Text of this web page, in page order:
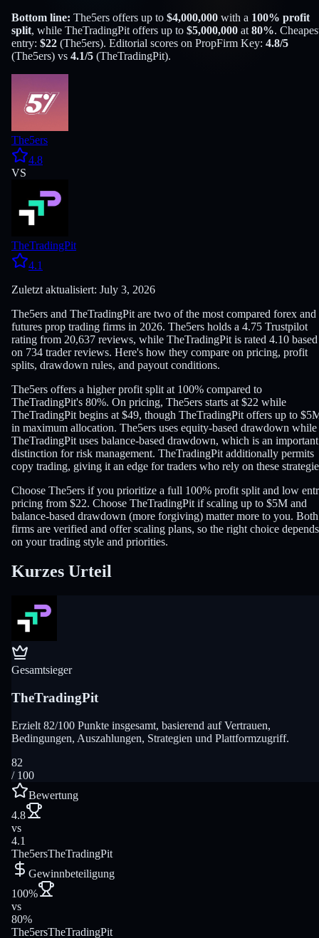
Bottom line: The5ers offers up to $4,000,000 with a 100% profit
split, while TheTradingPit offers up to $5,000,000 at 80%.
entry: $22 (The5ers). Editorial scores on PropFirm Key: 4.8/5
(The5ers) vs 4.1/5 (TheTradingPit).
The5ers
4.8
VS
TheTradingPit
4.1
Zuletzt aktualisiert: July 3, 2026
The5ers and TheTradingPit are two of the most compared forex and
futures prop trading firms in 2026. The5ers holds a 4.75 Trustpilot
rating from 20,637 reviews, while TheTradingPit is rated 4.10 based
on 734 trader reviews. Here's how they compare on pricing, profit
splits, drawdown rules, and payout conditions.
The5ers offers a higher profit split at 100% compared to
TheTradingPit's 80%. On pricing, The5ers starts at $22 while
TheTradingPit begins at $49, though TheTradingPit offers up to
in maximum allocation. The5ers uses equity-based drawdown while
TheTradingPit uses balance-based drawdown, which is an important
distinction for risk management. TheTradingPit additionally permits
copy trading, giving it an edge for traders who rely on these
Choose The5ers if you prioritize a full 100% profit split and low
pricing from $22. Choose TheTradingPit if scaling up to $5M and
balance-based drawdown (more forgiving) matter more to you. Both
firms are verified and offer scaling plans, so the right choice depends
on your trading style and priorities.
Kurzes Urteil
Gesamtsieger
TheTradingPit
Erzielt 82/100 Punkte insgesamt, basierend auf Vertrauen,
Bedingungen, Auszahlungen, Strategien und Plattformzugriff.
82
/ 100
Bewertung
4.8
vs
4.1
The5ersTheTradingPit
Gewinnbeteiligung
100%
vs
80%
The5ersTheTradingPit